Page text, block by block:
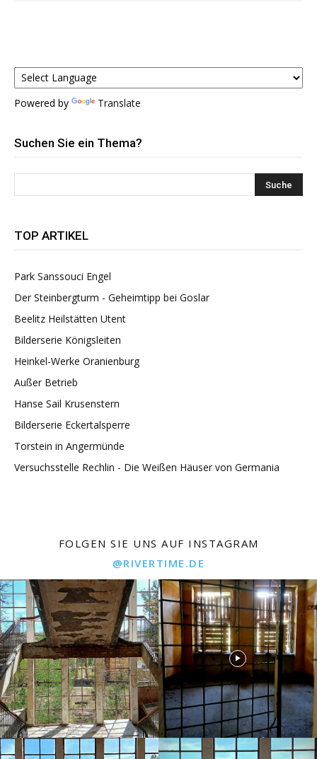
Powered by Translate
Suchen Sie ein Thema?
TOP ARTIKEL
Park Sanssouci Engel
Der Steinbergturm - Geheimtipp bei Goslar
Beelitz Heilstätten Utent
Bilderserie Königsleiten
Heinkel-Werke Oranienburg
Außer Betrieb
Hanse Sail Krusenstern
Bilderserie Eckertalsperre
Torstein in Angermünde
Versuchsstelle Rechlin - Die Weißen Häuser von Germania
FOLGEN SIE UNS AUF INSTAGRAM
@RIVERTIME.DE